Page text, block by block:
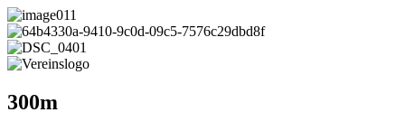
300m